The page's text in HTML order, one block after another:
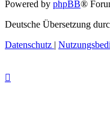
Powered by phpBB®
Deutsche Übersetzung
Datenschutz